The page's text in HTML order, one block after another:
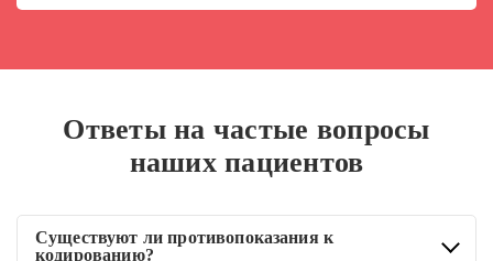
Ответы на частые вопросы
наших пациентов
Существуют ли противопоказания к
кодированию?